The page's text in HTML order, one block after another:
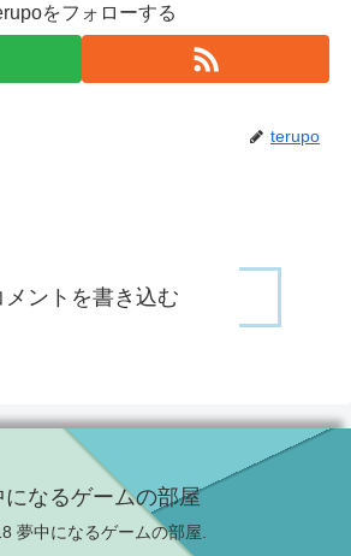
をフォローする
terupo
メントを書き込む
になるゲームの部屋
夢中になるゲームの部屋.